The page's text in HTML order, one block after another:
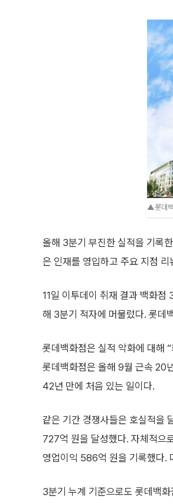
▲롯데
올해 3분기 부진한 실적을 기록
은 인재를 영입하고 주요 지점
11일 이투데이 취재 결과 백화
해 3분기 적자에 머물렀다. 롯데
롯데백화점은 실적 악화에 대해
롯데백화점은 올해 9월 근속 20
42년 만에 처음 있는 일이다.
같은 기간 경쟁사들은 호실적을
727억 원을 달성했다. 자체적으
영업이익 586억 원을 기록했다.
3분기 누계 기준으로도 롯데백